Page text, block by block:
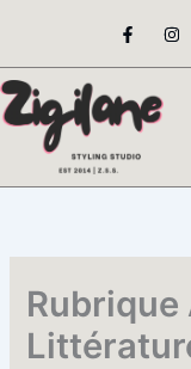
content
F
a
e
o
o
-
I
n
t
Rubrique